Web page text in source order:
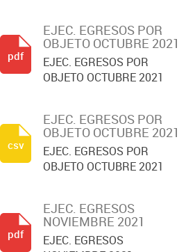
EJEC. EGRESOS POR
OBJETO OCTUBRE 2021
EJEC. EGRESOS POR
OBJETO OCTUBRE 2021
pdf
EJEC. EGRESOS POR
OBJETO OCTUBRE 2021
EJEC. EGRESOS POR
OBJETO OCTUBRE 2021
csv
EJEC. EGRESOS
NOVIEMBRE 2021
EJEC. EGRESOS
pdf